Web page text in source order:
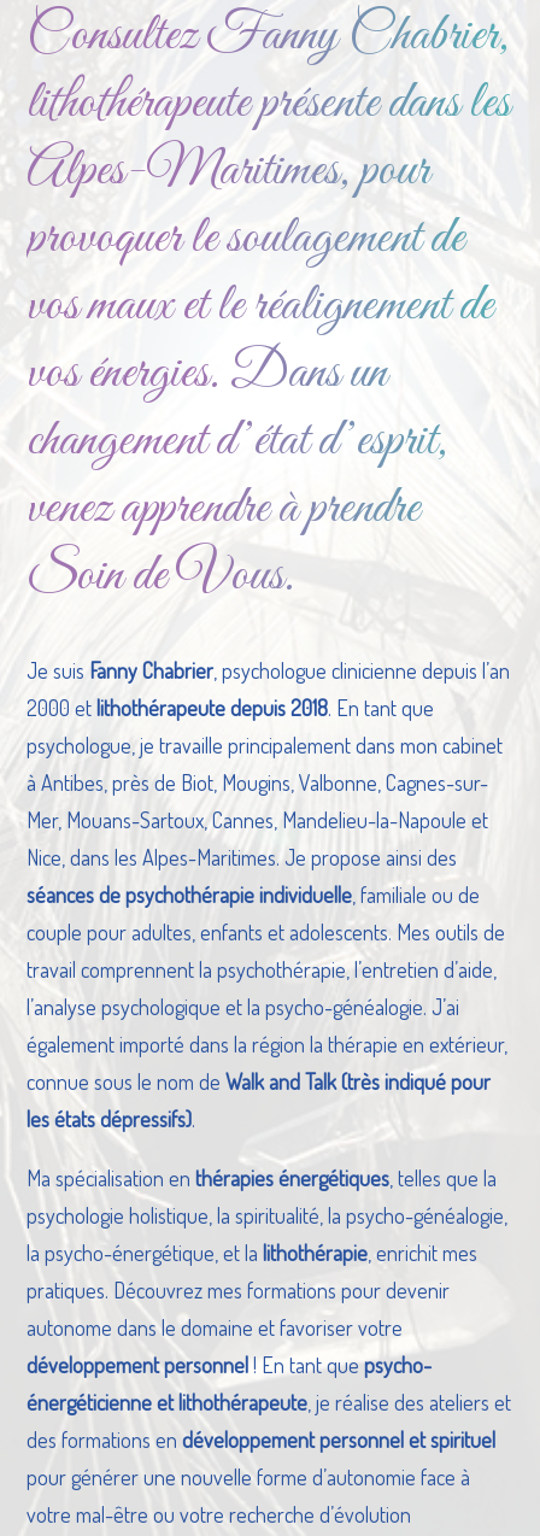
Consultez Fanny Chabrier,
lithothérapeute présente dans les
Alpes-Maritimes, pour
provoquer le soulagement de
vos maux et le réalignement de
vos énergies. Dans un
changement d’état d’esprit,
venez apprendre à prendre
Soin de Vous.
Je suis Fanny Chabrier, psychologue clinicienne depuis l’an
2000 etlithothérapeute depuis 2018. En tant que
psychologue, je travaille principalement dans mon cabinet
à Antibes, près de Biot, Mougins, Valbonne, Cagnes-sur-
Mer, Mouans-Sartoux, Cannes, Mandelieu-la-Napoule et
Nice, dans les Alpes-Maritimes. Je propose ainsi des
séances de psychothérapie individuelle , familiale ou de
couple pour adultes, enfants et adolescents. Mes outils de
travail comprennent la psychothérapie, l’entretien d’aide,
l’analyse psychologique et la psycho-généalogie. J’ai
également importé dans la région la thérapie en extérieur,
connue sous le nom deWalk and Talk (très indiqué pour
les états dépressifs).
Ma spécialisation enthérapies énergétiques , telles que la
psychologie holistique, la spiritualité, la psycho-généalogie,
la psycho-énergétique, et la lithothérapie , enrichit mes
pratiques. Découvrez mes formations pour devenir
autonome dans le domaine et favoriser votre
développement personnel! En tant quepsycho-
énergéticienne et lithothérapeute , je réalise des ateliers et
des formations endéveloppement personnel et spirituel
pour générer une nouvelle forme d’autonomie face à
votre mal-être ou votre recherche d’évolution